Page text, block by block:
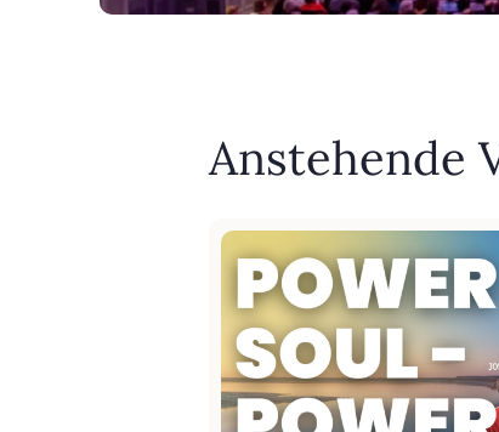
Anstehende